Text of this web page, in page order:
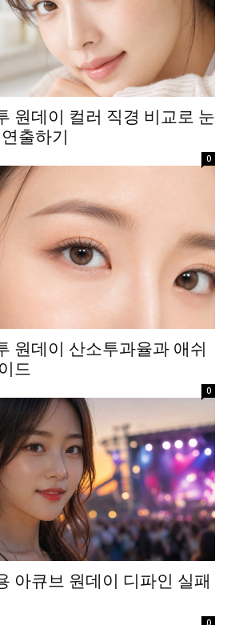
원데이 컬러 직경 비교로 눈
출하기
0
원데이 산소투과율과 애쉬
드
0
아큐브 원데이 디파인 실패
0